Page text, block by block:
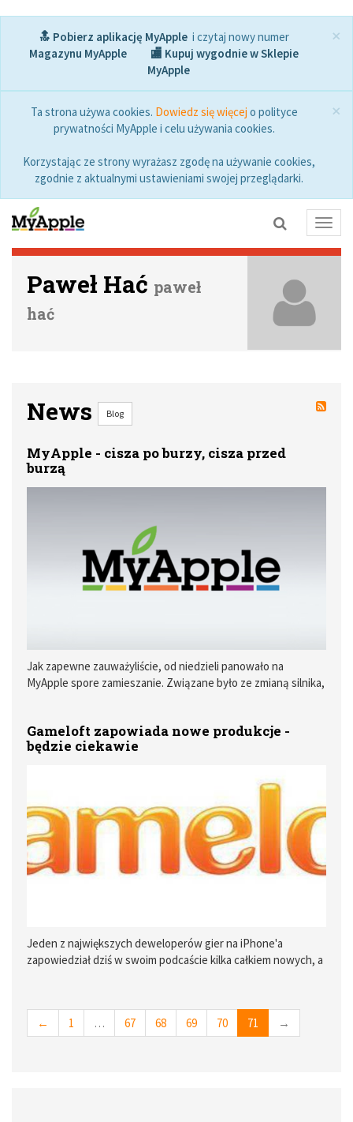
×
🔝 Pobierz aplikację MyApple i czytaj nowy numer
Magazynu MyApple
🏬 Kupuj wygodnie w Sklepie
MyApple
×
Ta strona używa cookies. Dowiedz się więcej o polityce
prywatności MyApple i celu używania cookies.
Korzystając ze strony wyrażasz zgodę na używanie cookies,
zgodnie z aktualnymi ustawieniami swojej przeglądarki.
Paweł Hać paweł
hać
News Blog
MyApple - cisza po burzy, cisza przed
burzą
Jak zapewne zauważyliście, od niedzieli panowało na
MyApple spore zamieszanie. Związane było ze zmianą silnika,
internetowych - w tym nas.
Gameloft zapowiada nowe produkcje -
będzie ciekawie
Jeden z największych deweloperów gier na iPhone'a
zapowiedział dziś w swoim podcaście kilka całkiem nowych, a
←
1 … 67 68 69 70 71 →